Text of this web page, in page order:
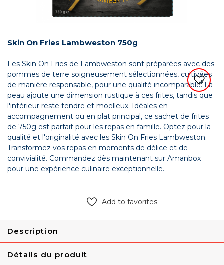
Skin On Fries Lambweston 750g
Les Skin On Fries de Lambweston sont préparées avec des
pommes de terre soigneusement sélectionnées, cultivées
de manière responsable, pour une qualité incomparable. La
peau ajoute une dimension rustique à ces frites, tandis que
l'intérieur reste tendre et moelleux. Idéales en
accompagnement ou en plat principal, ce sachet de frites
de 750g est parfait pour les repas en famille. Optez pour la
qualité et l'originalité avec les Skin On Fries Lambweston.
Transformez vos repas en moments de délice et de
convivialité. Commandez dès maintenant sur Amanbox
pour une expérience culinaire exceptionnelle.
Add to favorites
Description
Détails du produit